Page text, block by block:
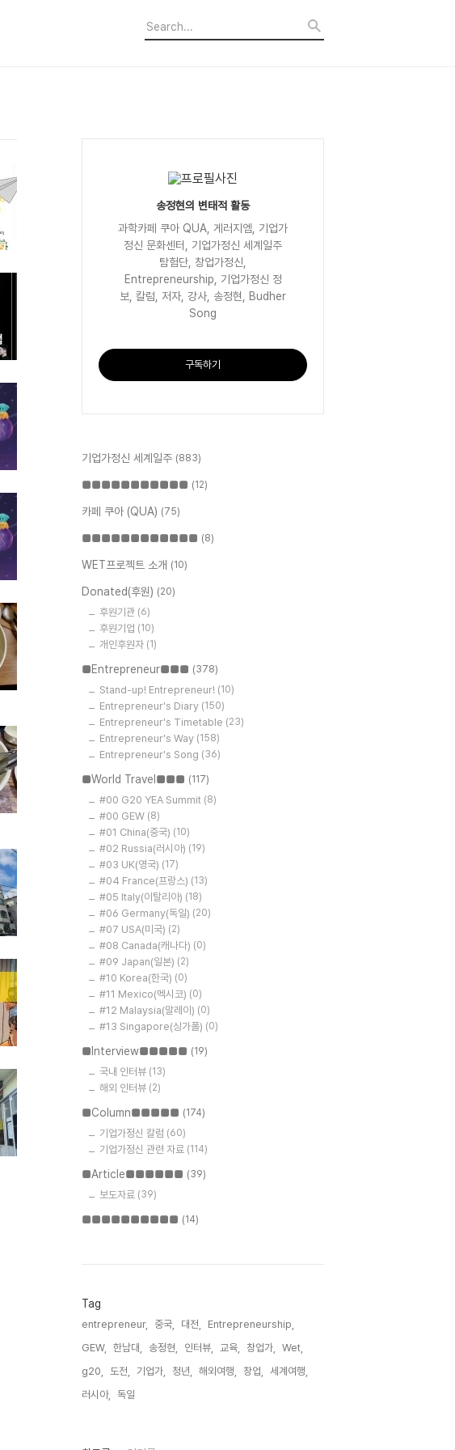
송정현의 변태적 활동
과학카페 쿠아 QUA, 게러지엠, 기업가
정신 문화센터, 기업가정신 세계일주
탐험단, 창업가정신,
Entrepreneurship, 기업가정신 정
보, 칼럼, 저자, 강사, 송정현, Budher
Song
구독하기
기업가정신 세계일주 (883)
■■■■■■■■■■■ (12)
카페 쿠아 (QUA) (75)
■■■■■■■■■■■■ (8)
WET프로젝트 소개 (10)
Donated(후원) (20)
후원기관 (6)
후원기업 (10)
개인후원자 (1)
■Entrepreneur■■■ (378)
Stand-up! Entrepreneur! (10)
Entrepreneur's Diary (150)
Entrepreneur's Timetable (23)
Entrepreneur's Way (158)
Entrepreneur's Song (36)
■World Travel■■■ (117)
#00 G20 YEA Summit (8)
#00 GEW (8)
#01 China(중국) (10)
#02 Russia(러시아) (19)
#03 UK(영국) (17)
#04 France(프랑스) (13)
#05 Italy(이탈리아) (18)
#06 Germany(독일) (20)
#07 USA(미국) (2)
#08 Canada(캐나다) (0)
#09 Japan(일본) (2)
#10 Korea(한국) (0)
#11 Mexico(멕시코) (0)
#12 Malaysia(말레이) (0)
#13 Singapore(싱가폴) (0)
■Interview■■■■■ (19)
국내 인터뷰 (13)
해외 인터뷰 (2)
■Column■■■■■ (174)
기업가정신 칼럼 (60)
기업가정신 관련 자료 (114)
■Article■■■■■■ (39)
보도자료 (39)
■■■■■■■■■■ (14)
Tag
entrepreneur, 중국, 대전,
Entrepreneurship,
GEW,
한남대, 송정현, 인터뷰, 교육, 창업가,
Wet,
g20,
도전, 기업가, 청년, 해외여행, 창업,
세계여행,
러시아,
독일,